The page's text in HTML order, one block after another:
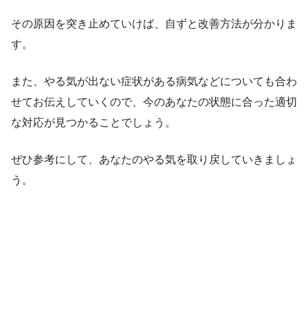
その原因を突き止めていけば、自ずと改善方法が分かりま
す。
また、やる気が出ない症状がある病気などについても合わ
せてお伝えしていくので、今のあなたの状態に合った適切
な対応が見つかることでしょう。
ぜひ参考にして、あなたのやる気を取り戻していきましょ
う。